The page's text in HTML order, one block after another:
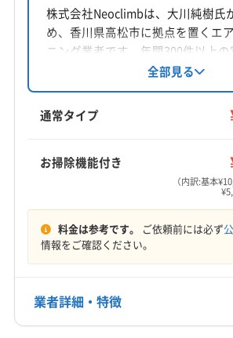
香川県高松市西春日町1593-2
対応地域
観音寺市 丸亀市
善通寺市
東かがわ市 綾歌郡綾川町
香川郡直島町
仲
定休日
火・水・不明
非公開
株式会社Neoclimbは、大川純樹氏
め、香川県高松市に拠点を置くエ
ニング業者です。年間300件以上の
顧客の要望に合わせた丁寧な作業
ます。女性スタッフの指定や営業
も相談可能です。防カビ・抗菌コ
も対応しています。
全部見る
通常タイプ
お掃除機能付き
（内訳:基本
料金は参考です。 ご依頼前には必ず
情報をご確認ください。
業者詳細・特徴